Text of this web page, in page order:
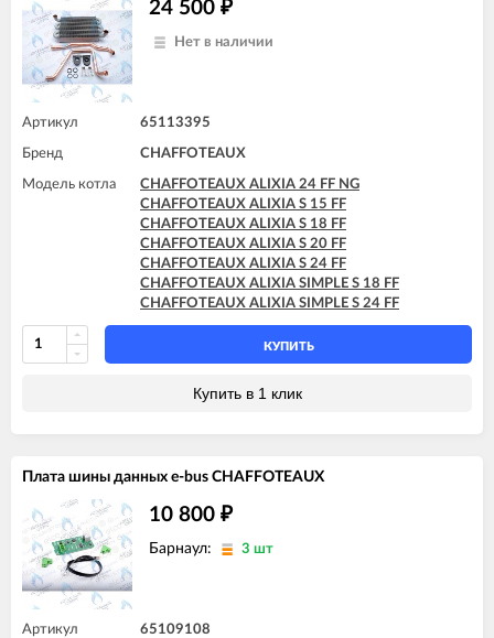
CHAFFOTEAUX PIGMA EVO SYSTEM 25 CF
CHAFFOTEAUX PIGMA EVO SYSTEM 25 FF
CHAFFOTEAUX TALIA 25 FF
CHAFFOTEAUX TALIA 30 FF
CHAFFOTEAUX TALIA 35 FF
CHAFFOTEAUX TALIA SYSTEM 15 CF
CHAFFOTEAUX TALIA SYSTEM 15 FF
CHAFFOTEAUX TALIA SYSTEM 25 CF
CHAFFOTEAUX TALIA SYSTEM 25 FF
CHAFFOTEAUX TALIA SYSTEM 30 FF
CHAFFOTEAUX TALIA SYSTEM 35 FF
24 500 ₽
Нет в наличии
Артикул 65113395
Бренд CHAFFOTEAUX
Модель котла
CHAFFOTEAUX ALIXIA 24 FF NG
CHAFFOTEAUX ALIXIA S 15 FF
CHAFFOTEAUX ALIXIA S 18 FF
CHAFFOTEAUX ALIXIA S 20 FF
CHAFFOTEAUX ALIXIA S 24 FF
CHAFFOTEAUX ALIXIA SIMPLE S 18 FF
CHAFFOTEAUX ALIXIA SIMPLE S 24 FF
КУПИТЬ
Купить в 1 клик
Плата шины данных e-bus CHAFFOTEAUX
10 800 ₽
Барнаул: 3 шт
Артикул 65109108